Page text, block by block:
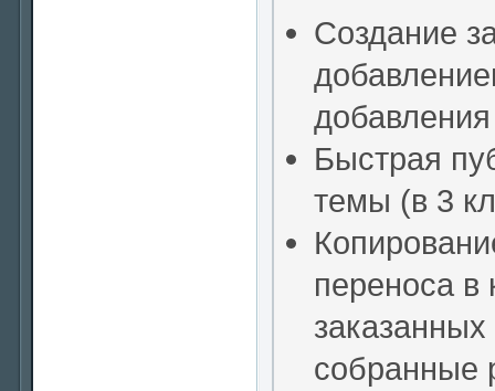
Создание
Быстрая
темы (в 3
переноса в
собранные